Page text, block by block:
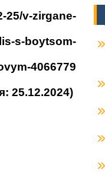
25/v-zirgane-
s-boytsom-
4066779
25.12.2024)